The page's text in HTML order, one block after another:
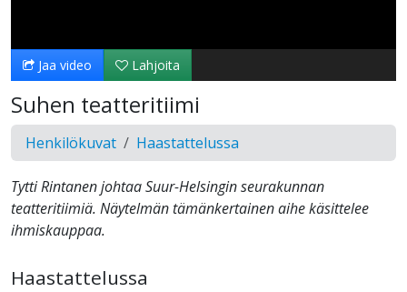
Jaa video Lahjoita
Suhen teatteritiimi
Henkilökuvat Haastattelussa
Tytti Rintanen johtaa Suur-Helsingin seurakunnan
teatteritiimiä. Näytelmän tämänkertainen aihe käsittelee
ihmiskauppaa.
Haastattelussa